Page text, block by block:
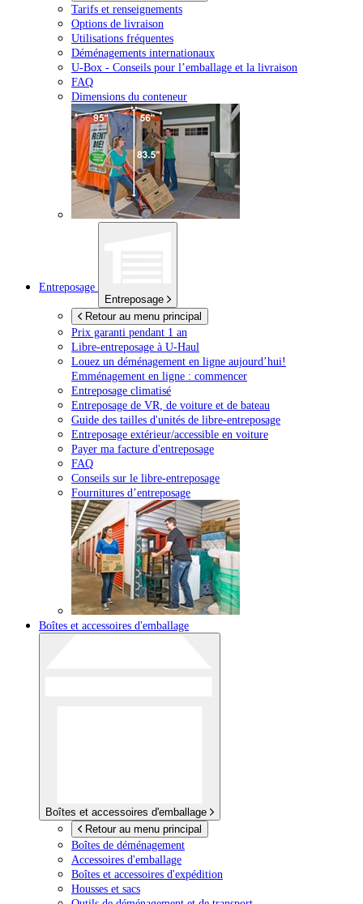
Tarifs et renseignements
Options de livraison
Utilisations fréquentes
Déménagements internationaux
U-Box - Conseils pour l’emballage et la livraison
FAQ
Dimensions du conteneur
Entreposage
Entreposage
Retour au menu principal
Prix garanti pendant 1 an
Libre-entreposage à U-Haul
Louez un déménagement en ligne aujourd’hui!
Emménagement en ligne : commencer
Entreposage climatisé
Entreposage de VR, de voiture et de bateau
Guide des tailles d'unités de libre-entreposage
Entreposage extérieur/accessible en voiture
Payer ma facture d'entreposage
FAQ
Conseils sur le libre-entreposage
Fournitures d’entreposage
Boîtes et accessoires d'emballage
Boîtes et accessoires d'emballage
Retour au menu principal
Boîtes de déménagement
Accessoires d'emballage
Boîtes et accessoires d'expédition
Housses et sacs